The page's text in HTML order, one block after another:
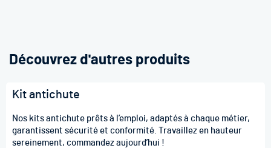
Découvrez d'autres produits
Kit antichute
Nos kits antichute prêts à l’emploi, adaptés à chaque métier,
garantissent sécurité et conformité. Travaillez en hauteur
sereinement, commandez aujourd’hui !